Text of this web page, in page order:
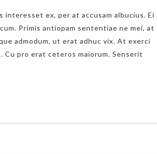
ex, per at accusam albucius. Ei
Primis antiopam sententiae ne mei, at
admodum, ut erat adhuc vix. At exerci
pro erat ceteros maiorum. Senserit